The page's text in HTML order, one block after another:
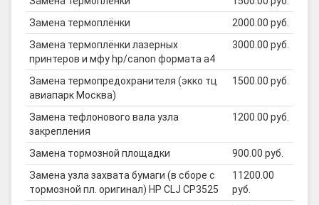
Замена термоплёнки
2000.00 руб.
Замена термоплёнки лазерных
принтеров и мфу hp/canon формата а4
3000.00 руб.
Замена термопредохранителя (экко тц
авиапарк Москва)
1500.00 руб.
Замена тефлонового вала узла
закрепления
1200.00 руб.
Замена тормозной площадки
900.00 руб.
Замена узла захвата бумаги (в сборе с
тормозной пл. оригинал) HP CLJ CP3525
11200.00
руб.